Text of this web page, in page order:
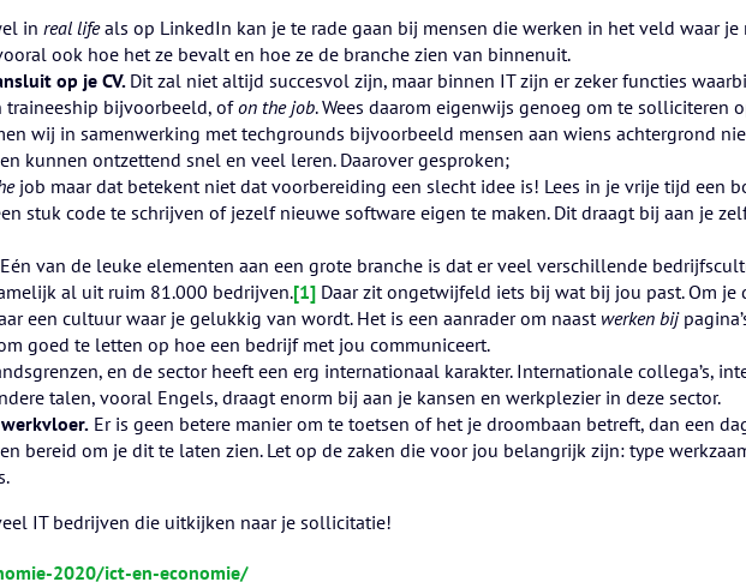
in real lifeals op LinkedIn kan je te rade gaan bij mensen die werken in het veld waar
ook hoe het ze bevalt en hoe ze de branche zien van binnenuit.
op je CV. Dit zal niet altijd succesvol zijn, maar binnen IT zijn er zeker functies
traineeship bijvoorbeeld, ofon the job. Wees daarom eigenwijs genoeg om te solliciteren
wij in samenwerking met techgrounds bijvoorbeeld mensen aan wiens achtergrond
kunnen ontzettend snel en veel leren. Daarover gesproken;
job maar dat betekent niet dat voorbereiding een slecht idee is! Lees in je vrije tijd een
stuk code te schrijven of jezelf nieuwe software eigen te maken. Dit draagt bij aan je
Eén van de leuke elementen aan een grote branche is dat er veel verschillende
al uit ruim 81.000 bedrijven.[1]Daar zit ongetwijfeld iets bij wat bij jou past. Om je
een cultuur waar je gelukkig van wordt. Het is een aanrader om naast werken bij
goed te letten op hoe een bedrijf met jou communiceert.
en de sector heeft een erg internationaal karakter. Internationale collega’s,
talen, vooral Engels, draagt enorm bij aan je kansen en werkplezier in deze sector.
Er is geen betere manier om te toetsen of het je droombaan betreft, dan een
bereid om je dit te laten zien. Let op de zaken die voor jou belangrijk zijn: type
IT bedrijven die uitkijken naar je sollicitatie!
2020/ict-en-economie/